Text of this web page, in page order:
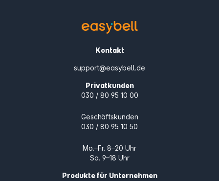
Kontakt
support@easybell.de
Privatkunden
030 / 80 95 10 00
Geschäftskunden
030 / 80 95 10 50
Mo.–Fr. 8–20 Uhr
Sa. 9–18 Uhr
Produkte für Unternehmen